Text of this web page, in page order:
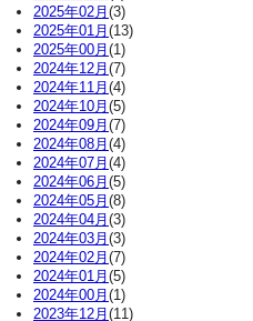
2025年02月 (3)
2025年01月 (13)
2025年00月 (1)
2024年12月 (7)
2024年11月 (4)
2024年10月 (5)
2024年09月 (7)
2024年08月 (4)
2024年07月 (4)
2024年06月 (5)
2024年05月 (8)
2024年04月 (3)
2024年03月 (3)
2024年02月 (7)
2024年01月 (5)
2024年00月 (1)
2023年12月 (11)